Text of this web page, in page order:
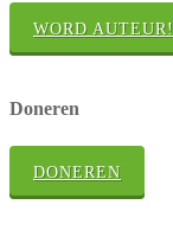
WORD AUTEUR!
Doneren
DONEREN